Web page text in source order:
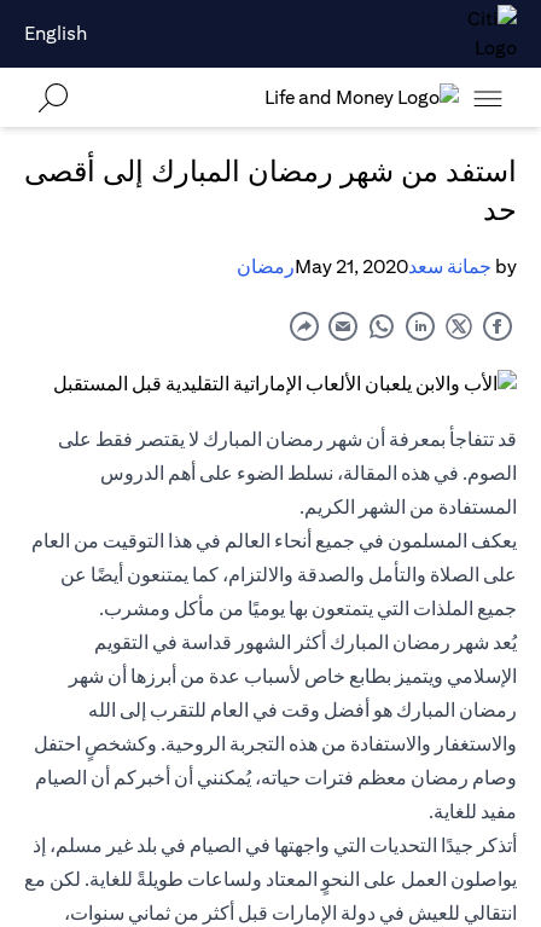
English
استفد من شهر رمضان المبارك إلى أقصى
حد
by جمانة سعدMay 21, 2020رمضان
قد تتفاجأ بمعرفة أن شهر رمضان المبارك لا يقتصر فقط على
الصوم. في هذه المقالة، نسلط الضوء على أهم الدروس
المستفادة من الشهر الكريم.
يعكف المسلمون في جميع أنحاء العالم في هذا التوقيت من العام
على الصلاة والتأمل والصدقة والالتزام، كما يمتنعون أيضًا عن
جميع الملذات التي يتمتعون بها يوميًا من مأكل ومشرب.
يُعد شهر رمضان المبارك أكثر الشهور قداسة في التقويم
الإسلامي ويتميز بطابع خاص لأسباب عدة من أبرزها أن شهر
رمضان المبارك هو أفضل وقت في العام للتقرب إلى الله
والاستغفار والاستفادة من هذه التجربة الروحية. وكشخصٍ احتفل
وصام رمضان معظم فترات حياته، يُمكنني أن أخبركم أن الصيام
مفيد للغاية.
أتذكر جيدًا التحديات التي واجهتها في الصيام في بلد غير مسلم، إذ
يواصلون العمل على النحوٍ المعتاد ولساعات طويلةً للغاية. لكن مع
انتقالي للعيش في دولة الإمارات قبل أكثر من ثماني سنوات،